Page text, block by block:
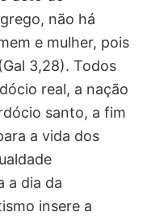
não há
e mulher, pois
3,28). Todos
real, a nação
santo, a fim
a vida dos
a dia da
insere a